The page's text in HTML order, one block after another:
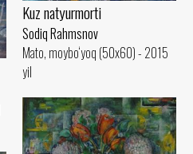
Kuz natyurmorti
Sodiq Rahmsnov
Mato, moybo‘yoq (50x60) - 2015
yil